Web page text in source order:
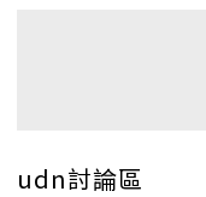
udn討論區